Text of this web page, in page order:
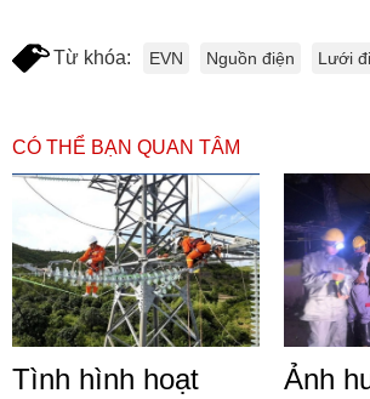
Từ khóa: EVN Nguồn điện Lưới
CÓ THỂ BẠN QUAN TÂM
Tình hình hoạt Ảnh